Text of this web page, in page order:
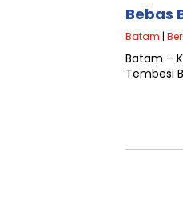
Bebas
Batam |
Batam –
Tembesi